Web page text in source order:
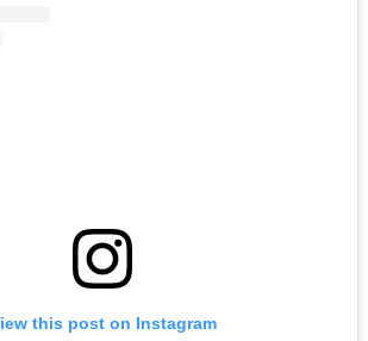
this post on Instagram